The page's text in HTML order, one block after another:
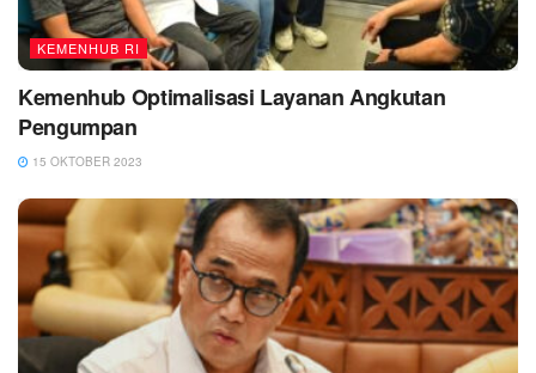
KEMENHUB RI
Kemenhub Optimalisasi Layanan Angkutan
Pengumpan
15 OKTOBER 2023